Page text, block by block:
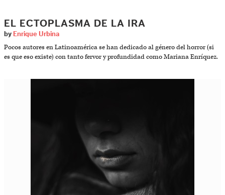
EL ECTOPLASMA DE LA IRA
by Enrique Urbina
Pocos autores en Latinoamérica se han dedicado al género del horror (si
es que eso existe) con tanto fervor y profundidad como Mariana Enríquez.